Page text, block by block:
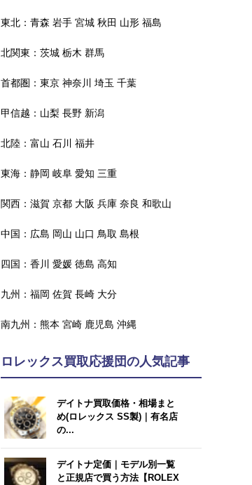
東北： 青森 岩手 宮城 秋田 山形 福島
北関東： 茨城 栃木 群馬
首都圏： 東京 神奈川 埼玉 千葉
甲信越： 山梨 長野 新潟
北陸： 富山 石川 福井
東海： 静岡 岐阜 愛知 三重
関西： 滋賀 京都 大阪 兵庫 奈良 和歌山
中国： 広島 岡山 山口 鳥取 島根
四国： 香川 愛媛 徳島 高知
九州： 福岡 佐賀 長崎 大分
南九州： 熊本 宮崎 鹿児島 沖縄
ロレックス買取応援団の人気記事
デイトナ買取価格・相場まと
め(ロレックス SS製)｜有名店
の...
デイトナ定価｜モデル別一覧
と正規店で買う方法【ROLEX